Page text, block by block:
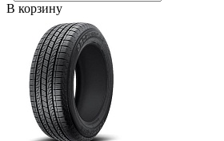
В корзину